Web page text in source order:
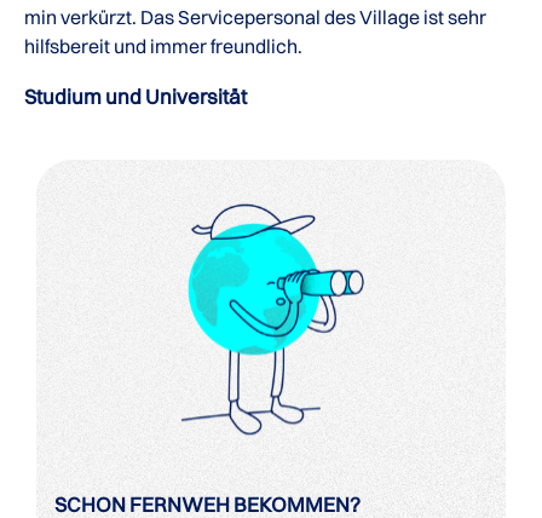
min verkürzt. Das Servicepersonal des Village ist sehr
hilfsbereit und immer freundlich.
Studium und Universität
SCHON FERNWEH BEKOMMEN?